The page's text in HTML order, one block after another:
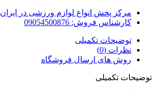
مرکز پخش انواع لوازم ورزشی در ایران
کارشناس فروش: 09054500876
توضیحات تکمیلی
نظرات (0)
روش های ارسال فروشگاه
توضیحات تکمیلی